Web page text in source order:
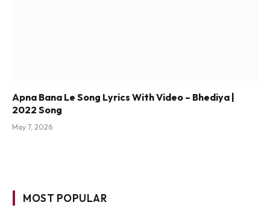
Apna Bana Le Song Lyrics With Video – Bhediya |
2022 Song
May 7, 2026
MOST POPULAR